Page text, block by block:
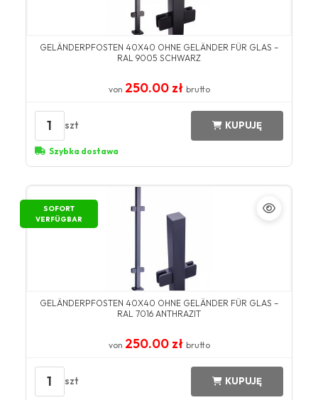
GELÄNDERPFOSTEN 40X40 OHNE GELÄNDER FÜR GLAS –
RAL 9005 SCHWARZ
von 250.00 zł brutto
1 szt KUPUJĘ
Szybka dostawa
SOFORT
VERFÜGBAR
GELÄNDERPFOSTEN 40X40 OHNE GELÄNDER FÜR GLAS –
RAL 7016 ANTHRAZIT
von 250.00 zł brutto
1 szt KUPUJĘ